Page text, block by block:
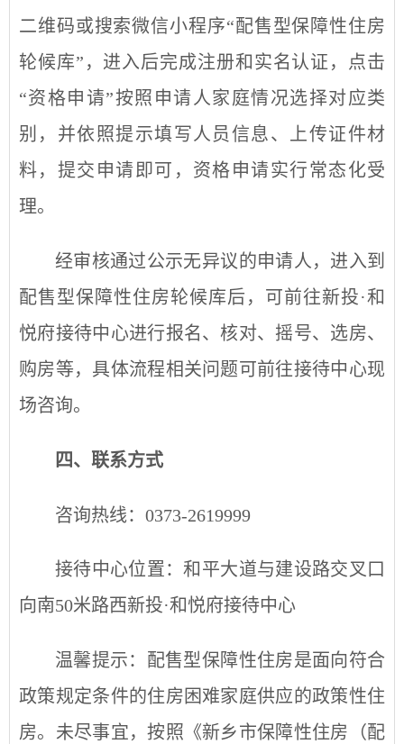
二维码或搜索微信小程序“配售型保障性住房
轮候库”，进入后完成注册和实名认证，点击
“资格申请”按照申请人家庭情况选择对应类
别，并依照提示填写人员信息、上传证件材
料，提交申请即可，资格申请实行常态化受
理。
经审核通过公示无异议的申请人，进入到
配售型保障性住房轮候库后，可前往新投·和
悦府接待中心进行报名、核对、摇号、选房、
购房等，具体流程相关问题可前往接待中心现
场咨询。
四、联系方式
咨询热线：0373-2619999
接待中心位置：和平大道与建设路交叉口
向南50米路西新投·和悦府接待中心
温馨提示：配售型保障性住房是面向符合
政策规定条件的住房困难家庭供应的政策性住
房。未尽事宜，按照《新乡市保障性住房（配